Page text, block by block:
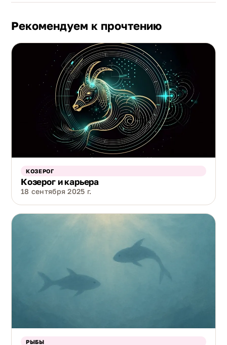
Рекомендуем к прочтению
КОЗЕРОГ
Козерог и карьера
18 сентября 2025 г.
РЫБЫ